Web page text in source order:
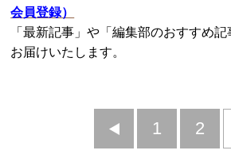
会員登録）
「最新記事」や「編集部のおすすめ
お届けいたします。
前
1 2